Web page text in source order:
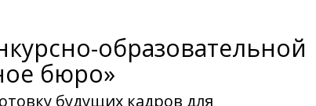
образовательной
бюро»
будущих кадров для